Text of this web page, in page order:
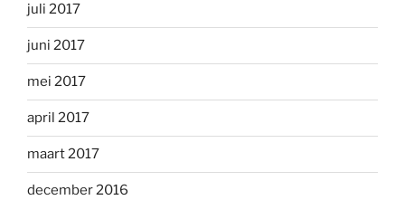
juli 2017
juni 2017
mei 2017
april 2017
maart 2017
december 2016